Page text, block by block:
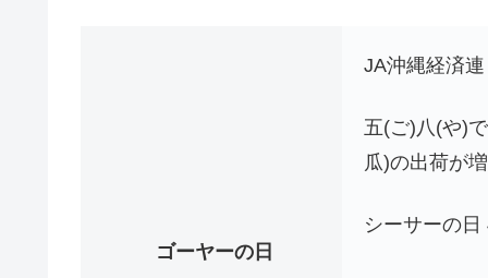
ゴーヤーの日
JA沖縄経済
五(ご)八(や)
瓜)の出荷が
シーサーの日